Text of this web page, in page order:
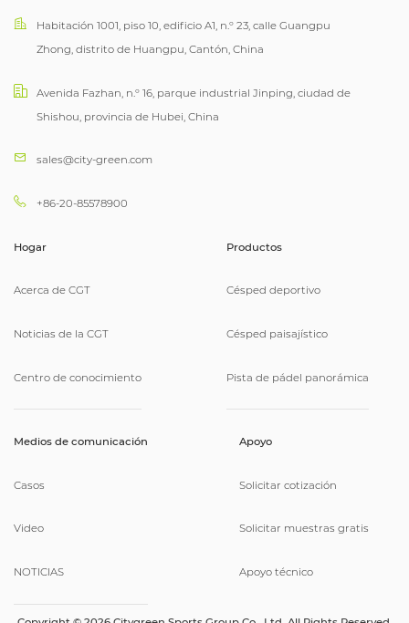
Habitación 1001, piso 10, edificio A1, n.º 23, calle Guangpu
Zhong, distrito de Huangpu, Cantón, China
Avenida Fazhan, n.º 16, parque industrial Jinping, ciudad de
Shishou, provincia de Hubei, China
sales@city-green.com
+86-20-85578900
Hogar
Acerca de CGT
Noticias de la CGT
Centro de conocimiento
Productos
Césped deportivo
Césped paisajístico
Pista de pádel panorámica
Medios de comunicación
Casos
Video
NOTICIAS
Apoyo
Solicitar cotización
Solicitar muestras gratis
Apoyo técnico